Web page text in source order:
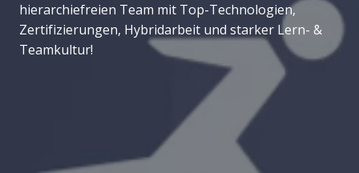
hierarchiefreien Team mit Top-Technologien,
Zertifizierungen, Hybridarbeit und starker Lern- &
Teamkultur!